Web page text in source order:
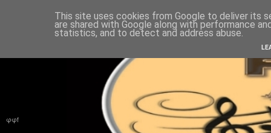
ΠΟΙΟΙ ΕΜΑΣΤΕ ΑΝΑΜΕΤΑΔΟΤΕΣ ΕΠΙΚΟΙΝΩΝΙΑ
φφf
This site uses cookies from Google to deliver its
are shared with Google along with performance
statistics, and to detect and address abuse.